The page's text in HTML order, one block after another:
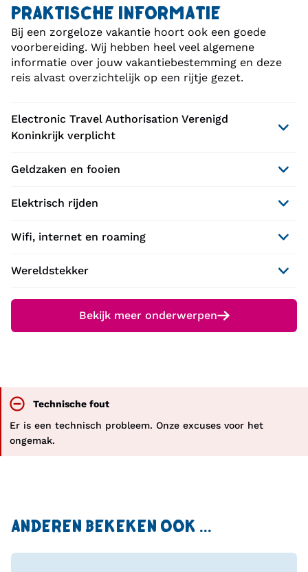
PRAKTISCHE INFORMATIE
Bij een zorgeloze vakantie hoort ook een goede
voorbereiding. Wij hebben heel veel algemene
informatie over jouw vakantiebestemming en deze
reis alvast overzichtelijk op een rijtje gezet.
Electronic Travel Authorisation Verenigd
Koninkrijk verplicht
Geldzaken en fooien
Elektrisch rijden
Wifi, internet en roaming
Wereldstekker
Bekijk meer onderwerpen
Technische fout
Er is een technisch probleem. Onze excuses voor het
ongemak.
ANDEREN BEKEKEN OOK ...